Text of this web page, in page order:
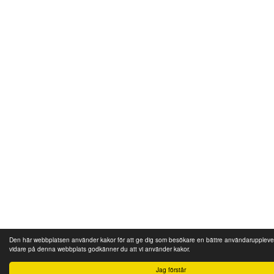
Jag förstår
Den här webbplatsen använder kakor för att ge dig som besökare en bättre
vidare på denna webbplats godkänner du att vi använder kakor.